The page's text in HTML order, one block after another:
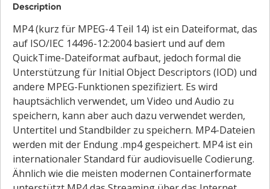
Description
MP4 (kurz für MPEG-4 Teil 14) ist ein Dateiformat, das
auf ISO/IEC 14496-12:2004 basiert und auf dem
QuickTime-Dateiformat aufbaut, jedoch formal die
Unterstützung für Initial Object Descriptors (IOD) und
andere MPEG-Funktionen spezifiziert. Es wird
hauptsächlich verwendet, um Video und Audio zu
speichern, kann aber auch dazu verwendet werden,
Untertitel und Standbilder zu speichern. MP4-Dateien
werden mit der Endung .mp4 gespeichert. MP4 ist ein
internationaler Standard für audiovisuelle Codierung.
Ähnlich wie die meisten modernen Containerformate